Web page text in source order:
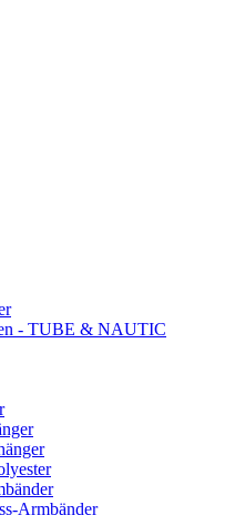
- TUBE & NAUTIC
Armbänder